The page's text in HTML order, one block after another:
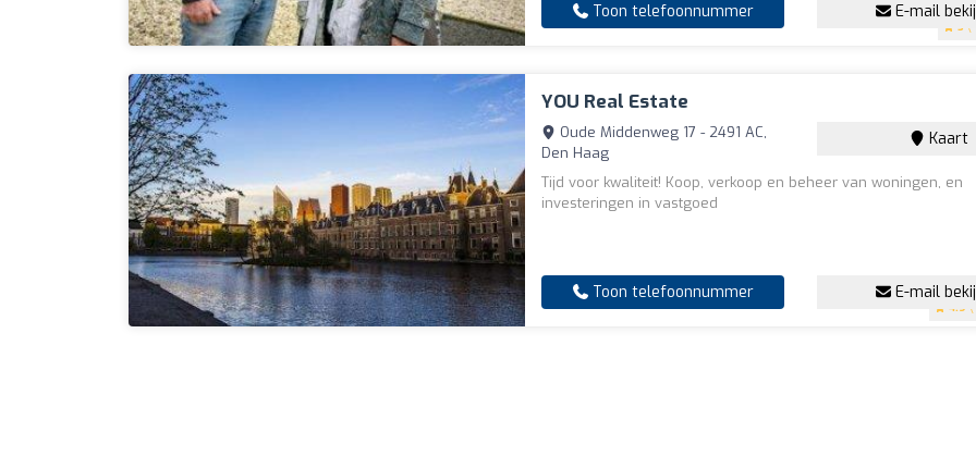
5
Toon telefoonnummer E-mail
YOU Real Estate
4.9
Oude Middenweg 17 - 2491 AC,
Den Haag
Kaart
Tijd voor kwaliteit! Koop, verkoop en beheer van woningen, en
investeringen in vastgoed
Toon telefoonnummer E-mail